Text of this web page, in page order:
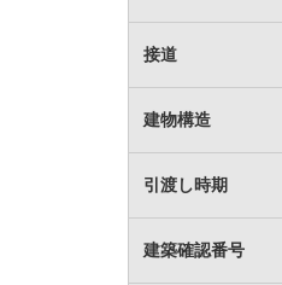
接道
建物構造
引渡し時期
建築確認番号